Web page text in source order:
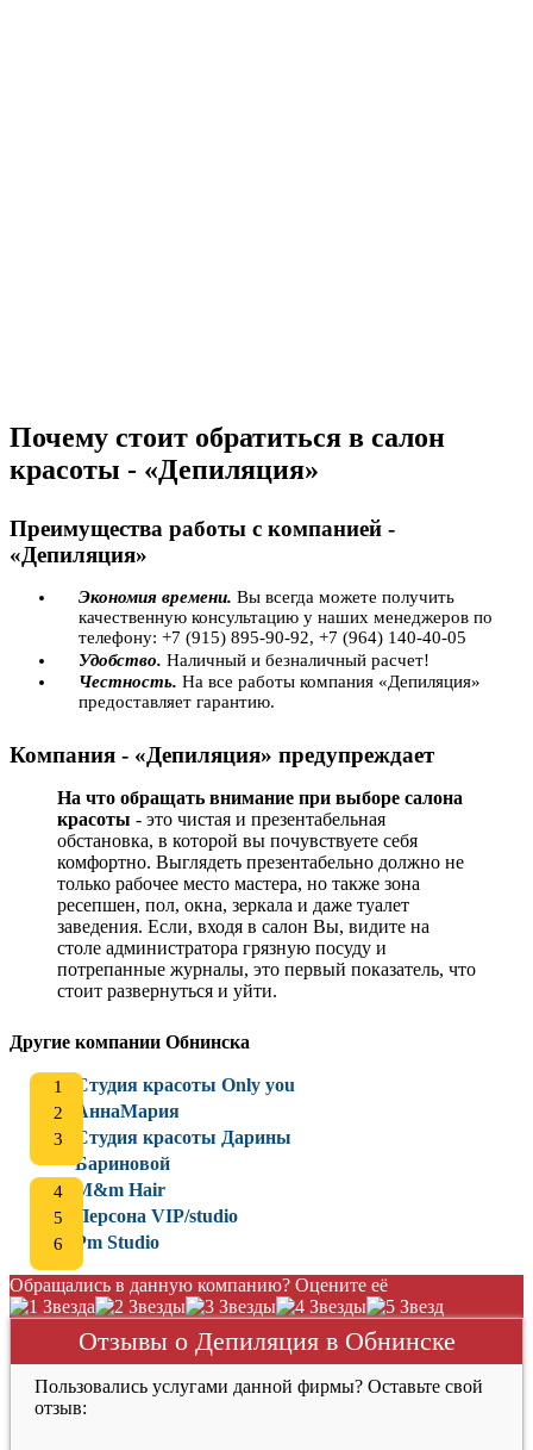
Почему стоит обратиться в салон
красоты - «Депиляция»
Преимущества работы с компанией -
«Депиляция»
Экономия времени. Вы всегда можете получить
качественную консультацию у наших менеджеров по
телефону: +7 (915) 895-90-92, +7 (964) 140-40-05
Удобство. Наличный и безналичный расчет!
Честность. На все работы компания «Депиляция»
предоставляет гарантию.
Компания - «Депиляция» предупреждает
На что обращать внимание при выборе салона
красоты - это чистая и презентабельная
обстановка, в которой вы почувствуете себя
комфортно. Выглядеть презентабельно должно не
только рабочее место мастера, но также зона
ресепшен, пол, окна, зеркала и даже туалет
заведения. Если, входя в салон Вы, видите на
столе администратора грязную посуду и
потрепанные журналы, это первый показатель, что
стоит развернуться и уйти.
Другие компании Обнинска
Студия красоты Only you
АннаМария
Студия красоты Дарины
Бариновой
M&m Hair
Персона VIP/studio
Pm Studio
Обращались в данную компанию? Оцените её
Отзывы о Депиляция в Обнинске
Пользовались услугами данной фирмы? Оставьте свой
отзыв: